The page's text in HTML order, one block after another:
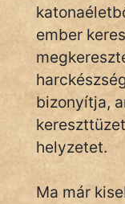
SZÓLÁS
KÖZMONDÁS
PSZICHO
ZENE
FILM
ÉLETMÓD
ember
bizonyítja,
helyzetet.
Ma már